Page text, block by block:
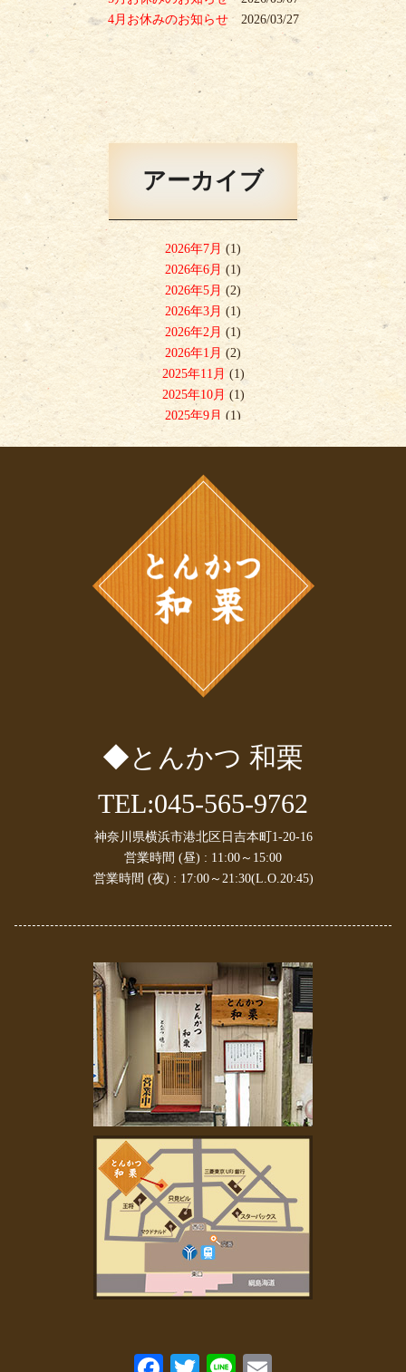
4月お休みのお知らせ
2026/03/27
アーカイブ
2026年7月 (1)
2026年6月 (1)
2026年5月 (2)
2026年3月 (1)
2026年2月 (1)
2026年1月 (2)
2025年11月 (1)
2025年10月 (1)
2025年9月 (1)
2025年8月
2025年6月
2025年5月(1)
2025年4月
(2)
2025年1月 (2)
2024年12月
2024年11月(1)
2024年10月(1)
2024年8月
(1)
2024年7月
2024年4月(2)
2024年3月
(1)
2023年10月(2)
2023年9月(1)
2023年8月 (1)
2023年7月 (1)
2023年1月(1)
2022年11月(2)
2022年10月(1)
2022年7月 (1)
2022年6月 (1)
2022年5月(1)
2022年4月(1)
2022年3月(2)
2022年2月(2)
2022年1月(4)
2021年11月(2)
2021年9月 (2)
2021年8月(3)
2021年7月(3)
2021年6月(1)
2021年5月(1)
2021年2月(1)
◆とんかつ 和栗
TEL:045-565-9762
神奈川県横浜市港北区日吉本町1-20-16
営業時間 (昼) : 11:00～15:00
営業時間 (夜) : 17:00～21:30(L.O.20:45)